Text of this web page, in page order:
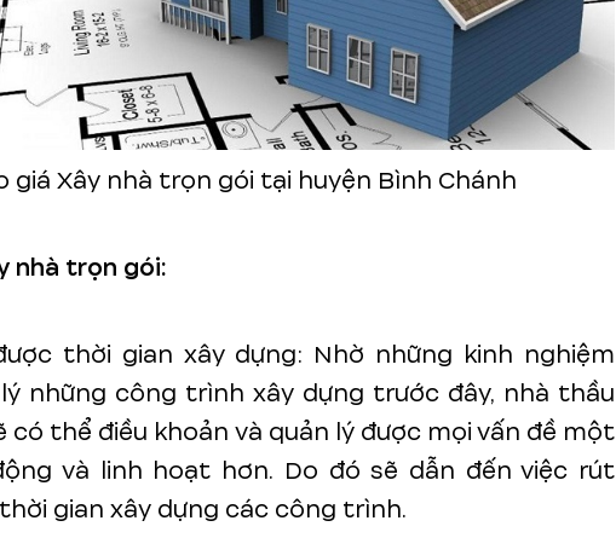
giá Xây nhà trọn gói tại huyện Bình Chánh
nhà trọn gói:
thời gian xây dựng: Nhờ những kinh nghiệm
những công trình xây dựng trước đây, nhà thầu
có thể điều khoản và quản lý được mọi vấn đề một
và linh hoạt hơn. Do đó sẽ dẫn đến việc rút
gian xây dựng các công trình.